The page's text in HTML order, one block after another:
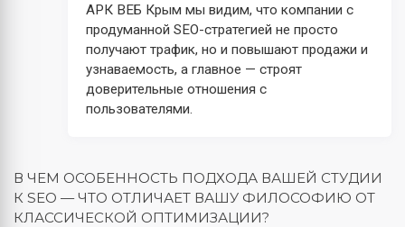
АРК ВЕБ Крым мы видим, что компании с
продуманной SEO-стратегией не просто
получают трафик, но и повышают продажи и
узнаваемость, а главное — строят
доверительные отношения с
пользователями.
В ЧЕМ ОСОБЕННОСТЬ ПОДХОДА ВАШЕЙ СТУДИИ
К SEO — ЧТО ОТЛИЧАЕТ ВАШУ ФИЛОСОФИЮ ОТ
КЛАССИЧЕСКОЙ ОПТИМИЗАЦИИ?